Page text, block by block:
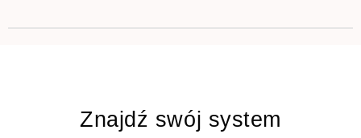
Znajdź swój system